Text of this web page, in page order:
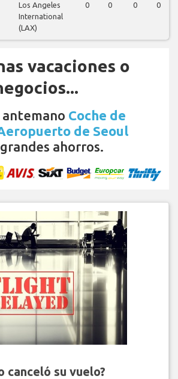
Los Angeles
International
(LAX)
0 0 0 0
vacaciones o
antemano Coche de
de Seoul
ahorros.
canceló su vuelo?